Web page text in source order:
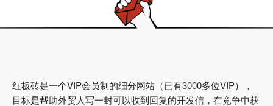
红板砖是一个VIP会员制的细分网站（已有3000多位VIP），
目标是帮助外贸人写一封可以收到回复的开发信，在竞争中获